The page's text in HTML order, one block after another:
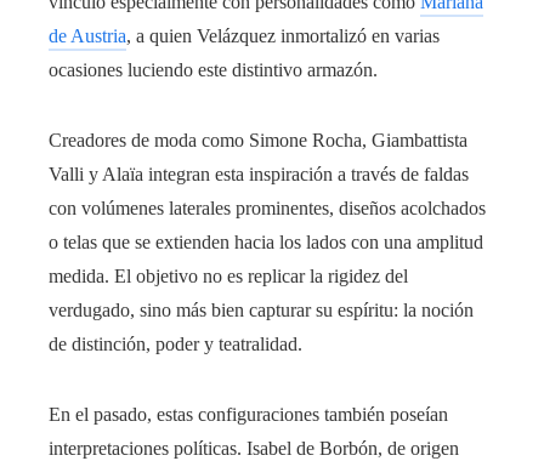
de Austria, a quien Velázquez inmortalizó en varias
ocasiones luciendo este distintivo armazón.
Creadores de moda como Simone Rocha, Giambattista
Valli y Alaïa integran esta inspiración a través de faldas
con volúmenes laterales prominentes, diseños acolchados
o telas que se extienden hacia los lados con una amplitud
medida. El objetivo no es replicar la rigidez del
verdugado, sino más bien capturar su espíritu: la noción
de distinción, poder y teatralidad.
En el pasado, estas configuraciones también poseían
interpretaciones políticas. Isabel de Borbón, de origen